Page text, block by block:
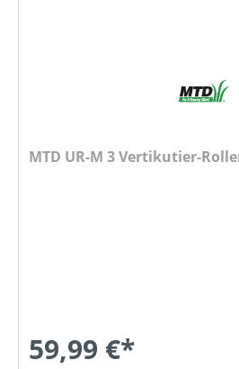
MTD UR-M 3 Vertikutier-
59,99 €*